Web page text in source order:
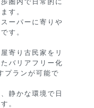
す。
ーパーに寄りや
す。
寄り古民家をリ
バリアフリー化
プランが可能で
静かな環境で日
。